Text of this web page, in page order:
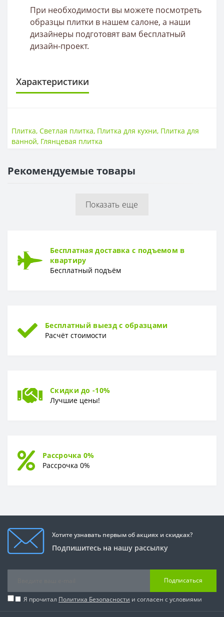
При необходимости вы можете посмотреть
образцы плитки в нашем салоне, а наши
дизайнеры подготовят вам бесплатный
дизайн-проект.
Характеристики
Размер
200*70
Тип
ПОВЕРХНОСТЬ
Плитка,Светлая плитка, Плитка для кухни, Плитка для
ванной, Глянцевая плитка
Рекомендуемые товары
Показать еще
Бесплатная доставка с подъемом в
квартиру
Бесплатный подъём
Бесплатный выезд с образцами
Расчёт стоимости
Скидки до -10%
Лучшие цены!
Рассрочка 0%
Рассрочка 0%
Хотите узнавать первым об акциях и скидках?
Подпишитесь на нашу рассылку
Подписаться
Я прочитал Политика Безопасности и согласен с условиями